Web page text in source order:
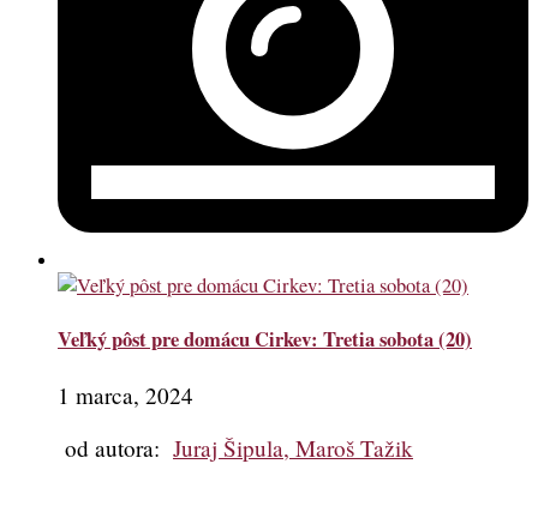
Veľký pôst pre domácu Cirkev: Tretia sobota (20)
1 marca, 2024
od autora: Juraj Šipula, Maroš Tažik